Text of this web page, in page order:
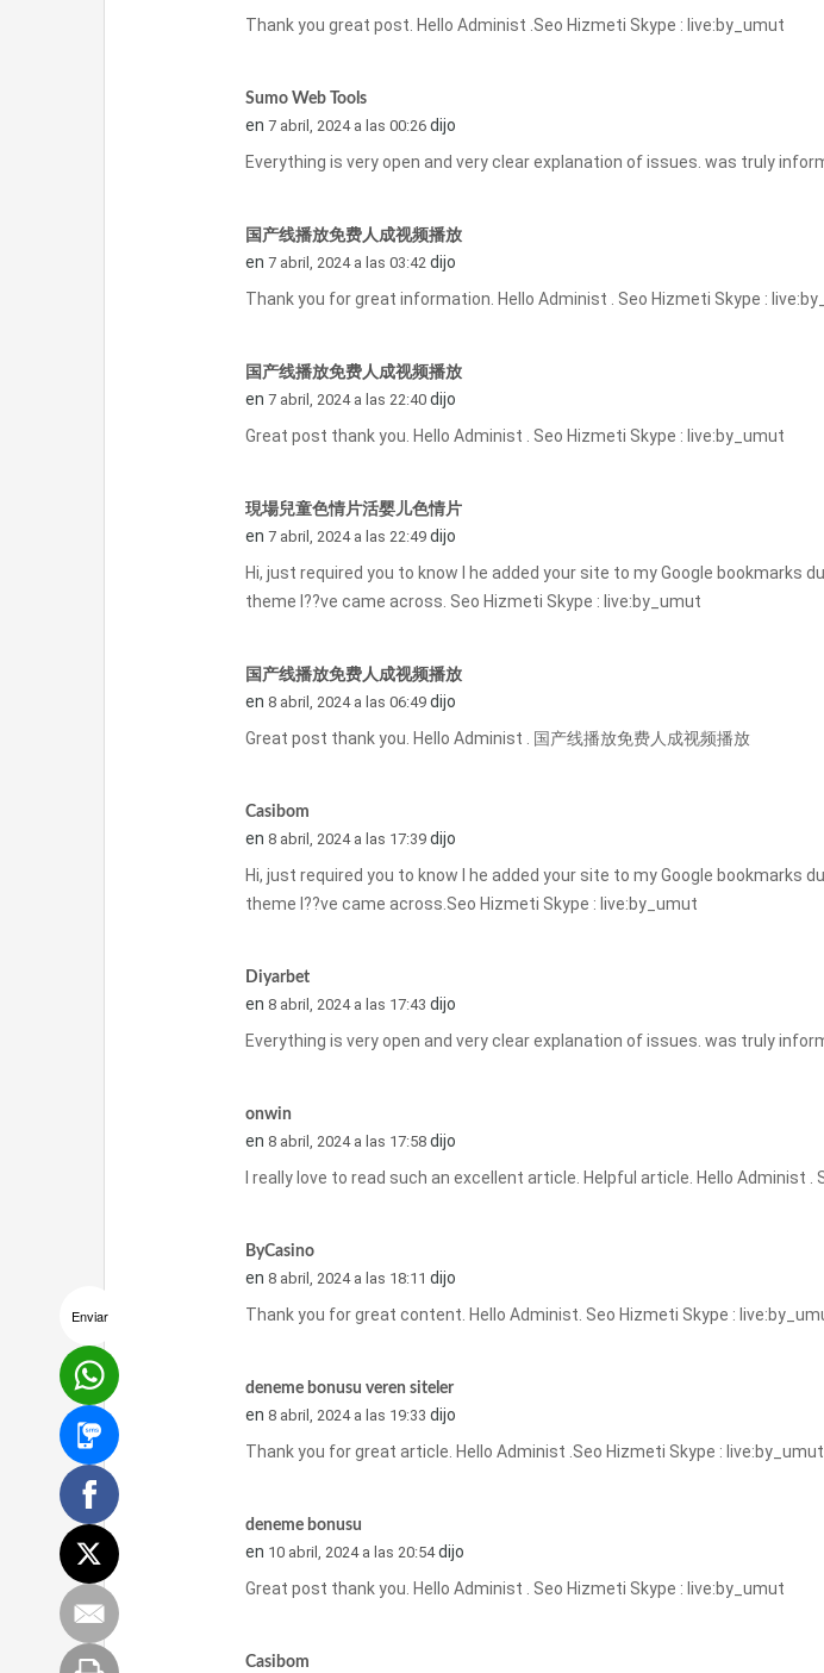
Thank you great post. Hello Administ .Seo Hizmeti Skype : live:by_umut
Sumo Web Tools
en 7 abril, 2024 a las 00:26 dijo
Everything is very open and very clear explanation of issues. was truly
国产线播放免费人成视频播放
en 7 abril, 2024 a las 03:42 dijo
Thank you for great information. Hello Administ . Seo Hizmeti Skype :
国产线播放免费人成视频播放
en 7 abril, 2024 a las 22:40 dijo
Great post thank you. Hello Administ . Seo Hizmeti Skype : live:by_umut
現場兒童色情片活婴儿色情片
en 7 abril, 2024 a las 22:49 dijo
Hi, just required you to know I he added your site to my Google
theme I??ve came across. Seo Hizmeti Skype : live:by_umut
国产线播放免费人成视频播放
en 8 abril, 2024 a las 06:49 dijo
Great post thank you. Hello Administ . 国产线播放免费人成视频播放
Casibom
en 8 abril, 2024 a las 17:39 dijo
Hi, just required you to know I he added your site to my Google
theme I??ve came across.Seo Hizmeti Skype : live:by_umut
Diyarbet
en 8 abril, 2024 a las 17:43 dijo
Everything is very open and very clear explanation of issues. was truly
onwin
en 8 abril, 2024 a las 17:58 dijo
I really love to read such an excellent article. Helpful article. Hello Administ .
ByCasino
en 8 abril, 2024 a las 18:11 dijo
Thank you for great content. Hello Administ. Seo Hizmeti Skype :
deneme bonusu veren siteler
en 8 abril, 2024 a las 19:33 dijo
Thank you for great article. Hello Administ .Seo Hizmeti Skype : live:by_umut
deneme bonusu
en 10 abril, 2024 a las 20:54dijo
Great post thank you. Hello Administ . Seo Hizmeti Skype : live:by_umut
Casibom
Enviar